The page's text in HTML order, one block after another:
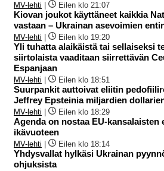
MV-lehti Eilen klo 21:07
Kiovan joukot käyttäneet kaikkia
vastaan – Ukrainan asevoimien
MV-lehti Eilen klo 19:20
Yli tuhatta alaikäistä tai sellaiseksi
siirtolaista vaaditaan siirrettävän
Espanjaan
MV-lehti Eilen klo 18:51
Suurpankit auttoivat eliitin
Jeffrey Epsteinia miljardien
MV-lehti Eilen klo 18:29
Agenda on nostaa EU-kansalaisten
ikävuoteen
MV-lehti Eilen klo 18:14
Yhdysvallat hylkäsi Ukrainan
ohjuksista